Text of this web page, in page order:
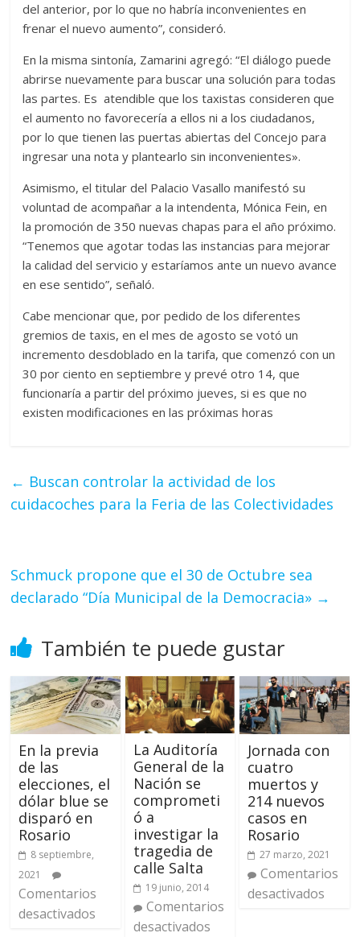
del anterior, por lo que no habría inconvenientes en
frenar el nuevo aumento”, consideró.
En la misma sintonía, Zamarini agregó: “El diálogo puede
abrirse nuevamente para buscar una solución para todas
las partes. Es atendible que los taxistas consideren que
el aumento no favorecería a ellos ni a los ciudadanos,
por lo que tienen las puertas abiertas del Concejo para
ingresar una nota y plantearlo sin inconvenientes».
Asimismo, el titular del Palacio Vasallo manifestó su
voluntad de acompañar a la intendenta, Mónica Fein, en
la promoción de 350 nuevas chapas para el año próximo.
“Tenemos que agotar todas las instancias para mejorar
la calidad del servicio y estaríamos ante un nuevo avance
en ese sentido”, señaló.
Cabe mencionar que, por pedido de los diferentes
gremios de taxis, en el mes de agosto se votó un
incremento desdoblado en la tarifa, que comenzó con un
30 por ciento en septiembre y prevé otro 14, que
funcionaría a partir del próximo jueves, si es que no
existen modificaciones en las próximas horas
← Buscan controlar la actividad de los
cuidacoches para la Feria de las Colectividades
Schmuck propone que el 30 de Octubre sea
declarado “Día Municipal de la Democracia» →
También te puede gustar
En la previa
de las
elecciones, el
dólar blue se
disparó en
Rosario
8 septiembre,
2021
Comentarios
desactivados
La Auditoría
General de la
Nación se
comprometi
ó a
investigar la
tragedia de
calle Salta
19 junio, 2014
Comentarios
desactivados
Jornada con
cuatro
muertos y
214 nuevos
casos en
Rosario
27 marzo, 2021
Comentarios
desactivados